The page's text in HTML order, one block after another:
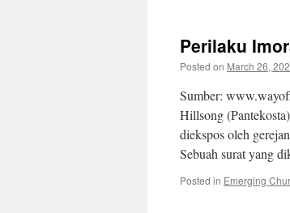
Perilaku
Posted on March 26,
Sumber:
Hillsong
diekspos oleh
Sebuah surat yang
Posted in Emerging